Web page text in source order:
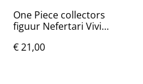
One Piece collectors
figuur Nefertari Vivi
€ 21,00